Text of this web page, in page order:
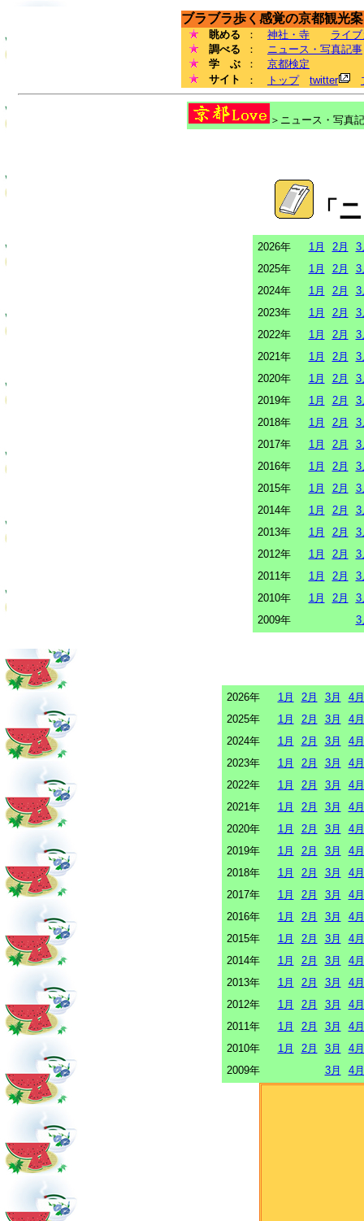
ブラブラ歩く感覚の京都観光
眺める ： 神社・寺
ライ
調べる
： ニュース・写真記事
学 ぶ
： 京都検定
サイト
： トップ twitter
＞ニュース・写真
「
2026年 1月 2月
3
2025年
1月 2月
3
2024年
1月 2月
3
2023年
1月 2月
3
2022年
1月 2月
3
2021年
1月 2月
3
2020年
1月 2月
3
2019年
1月 2月
3
2018年
1月 2月
3
2017年
1月 2月
3
2016年
1月 2月
3
2015年
1月 2月
3
2014年
1月 2月
3
2013年
1月 2月
3
2012年
1月 2月
3
2011年
1月 2月
3
2010年
1月 2月
3
2009年
3
2026年 1月 2月 3月
4月
2025年
1月 2月 3月
4月
2024年
1月 2月 3月
4月
2023年
1月 2月 3月
4月
2022年
1月 2月 3月
4月
2021年
1月 2月 3月
4月
2020年
1月 2月 3月
4月
2019年
1月 2月 3月
4月
2018年
1月 2月 3月
4月
2017年
1月 2月 3月
4月
2016年
1月 2月 3月
4月
2015年
1月 2月 3月
4月
2014年
1月 2月 3月
4月
2013年
1月 2月 3月
4月
2012年
1月 2月 3月
4月
2011年
1月 2月 3月
4月
2010年
1月 2月 3月
4月
2009年
3月 4月